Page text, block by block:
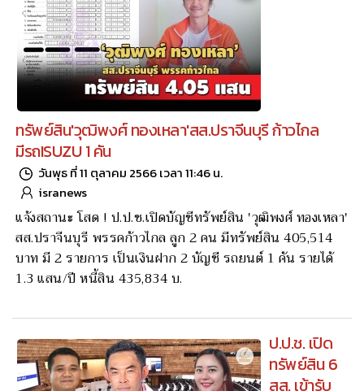
ทรัพย์สิน'วุฒิพงศ์ ทองเหลา'สส.ปราจีนบุรี ก้าวไกล
มีรถISUZU 1 คัน
วันพุธ ที่ 11 ตุลาคม 2566 เวลา 11:46 น.
isranews
แจ้งสถานะ โสด ! ป.ป.ช.เปิดบัญชีทรัพย์สิน 'วุฒิพงศ์ ทองเหลา'
สส.ปราจีนบุรี พรรคก้าวไกล ลูก 2 คน มีทรัพย์สิน 405,514
บาท มี 2 รายการ เป็นเงินฝาก 2 บัญชี รถยนต์ 1 คัน รายได้
1.3 แสน/ปี หนี้สิน 435,834 บ.
ป.ป.ช. เปิด
ทรัพย์สิน 6
สส. เข้ารับ